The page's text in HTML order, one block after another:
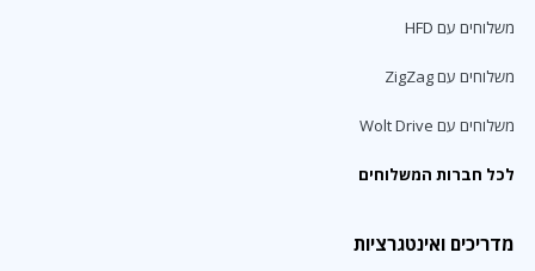
משלוחים עם HFD
משלוחים עם ZigZag
משלוחים עם Wolt Drive
לכל חברות המשלוחים
מדריכים ואינטגרציות